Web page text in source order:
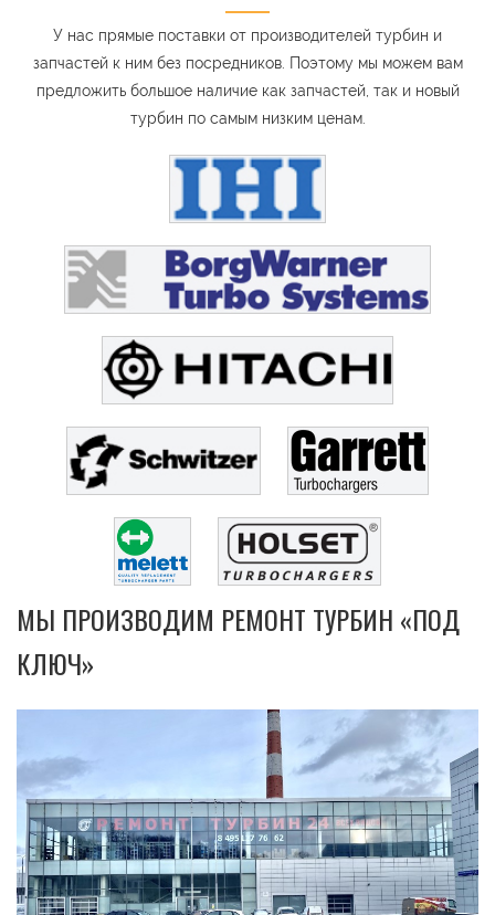
У нас прямые поставки от производителей турбин и
запчастей к ним без посредников. Поэтому мы можем вам
предложить большое наличие как запчастей, так и новый
турбин по самым низким ценам.
МЫ ПРОИЗВОДИМ РЕМОНТ ТУРБИН «ПОД
КЛЮЧ»